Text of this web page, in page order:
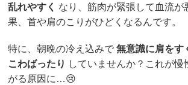
乱れやすく なり、筋肉が緊張して血流が
果、首や肩のこりがひどくなるんです。
特に、朝晩の冷え込みで無意識に肩をす
こわばったり していませんか？これが慢
がる原因に…😢